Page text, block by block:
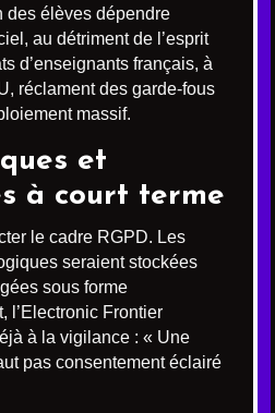
des élèves dépendre
au détriment de l’esprit
d’enseignants français, à
réclament des garde-fous
massif.
et
à court terme
le cadre RGPD. Les
seraient stockées
sous forme
l’Electronic Frontier
à la vigilance : « Une
pas consentement éclairé